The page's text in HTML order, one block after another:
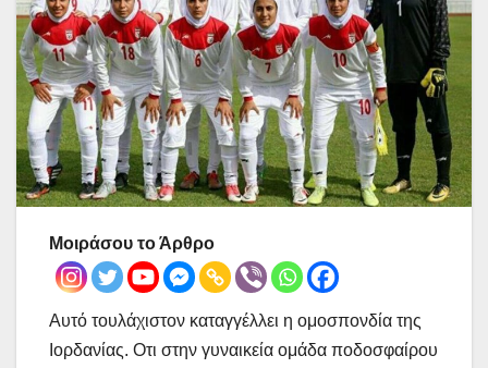
Μοιράσου το Άρθρο
Αυτό τουλάχιστον καταγγέλλει η ομοσπονδία της
Ιορδανίας. Οτι στην γυναικεία ομάδα ποδοσφαίρου